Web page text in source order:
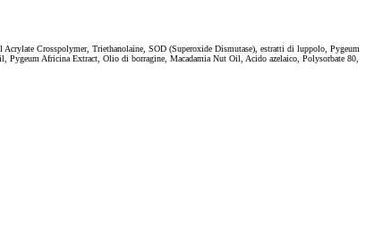
Crosspolymer, Triethanolaine, SOD (Superoxide Dismutase), estratti di luppolo, Pygeum
Africina Extract, Olio di borragine, Macadamia Nut Oil, Acido azelaico, Polysorbate 80,